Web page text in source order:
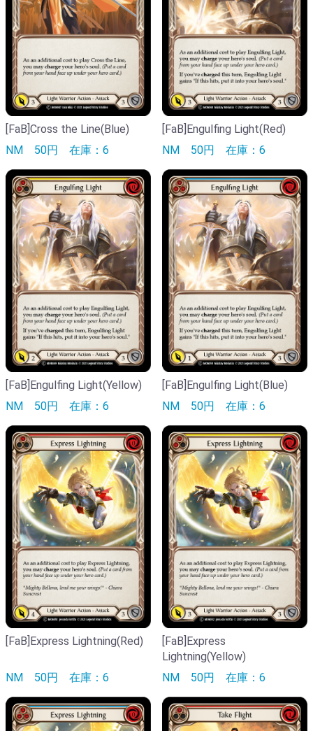
[FaB]Cross the Line(Blue)
NM 50円 在庫：6
[FaB]Engulfing Light(Red)
NM 50円 在庫：6
[FaB]Engulfing Light(Yellow)
NM 50円 在庫：6
[FaB]Engulfing Light(Blue)
NM 50円 在庫：6
[FaB]Express Lightning(Red)
NM 50円 在庫：6
[FaB]Express
Lightning(Yellow)
NM 50円 在庫：6